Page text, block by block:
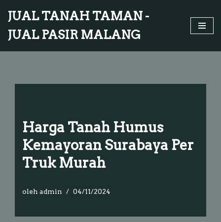
ke
konten
JUAL TANAH TAMAN -
JUAL PASIR MALANG
Harga Tanah Humus
Kemayoran Surabaya Per
Truk Murah
oleh admin 04/11/2024